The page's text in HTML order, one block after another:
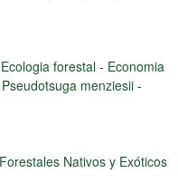
Ecologia forestal - Economia
Pseudotsuga menziesii -
Nativos y Exóticos